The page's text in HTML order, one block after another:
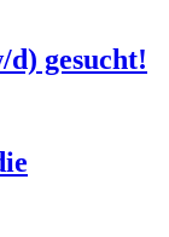
gesucht!